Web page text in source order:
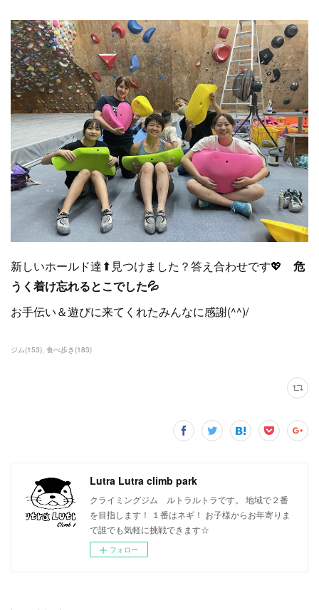
新しいホールド達⬆見つけました？答え合わせです💖 危
うく着け忘れるとこでした💦
お手伝い＆遊びに来てくれたみんなに感謝(^^)/
ジム(153) 食べ歩き(183)
Lutra Lutra climb park
クライミングジム ルトラルトラです。 地域で２番
を目指します！ １番はネギ！ お子様からお年寄りま
で誰でも気軽に挑戦できます☆
フォロー